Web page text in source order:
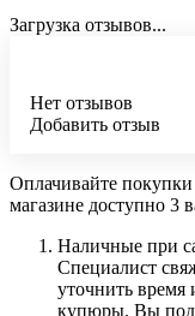
Загрузка отзывов...
Нет отзывов
Добавить отзыв
Оплачивайте
магазине доступно 3
Наличные при
Специалист
уточнить время
купюры. Вы